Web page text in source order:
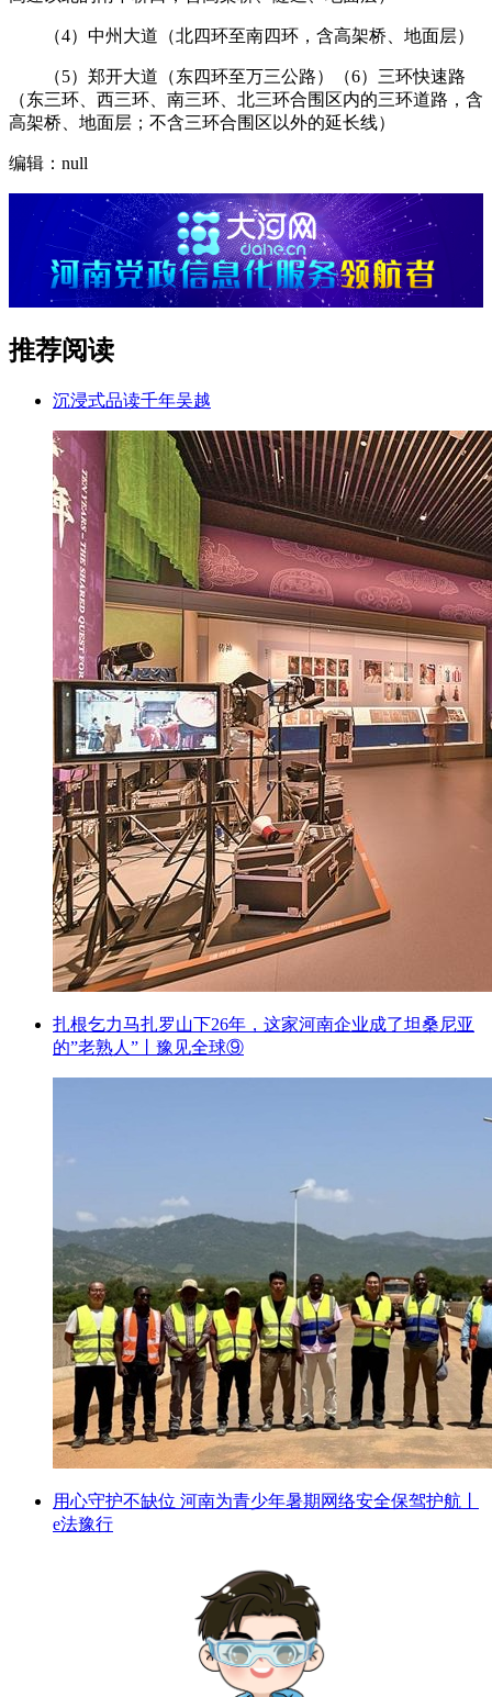
（4）中州大道（北四环至南四环，含高架桥、地面层）
（5）郑开大道（东四环至万三公路）（6）三环快速路
（东三环、西三环、南三环、北三环合围区内的三环道路，含
高架桥、地面层；不含三环合围区以外的延长线）
编辑：null
推荐阅读
沉浸式品读千年吴越
扎根乞力马扎罗山下26年，这家河南企业成了坦桑尼亚
的”老熟人”丨豫见全球⑨
用心守护不缺位 河南为青少年暑期网络安全保驾护航丨
e法豫行